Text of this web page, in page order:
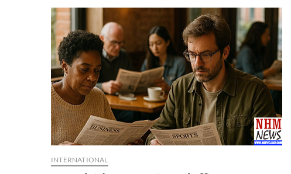
INTERNATIONAL